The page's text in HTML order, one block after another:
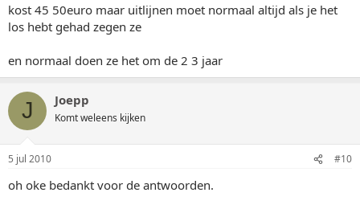
kost 45 50euro maar uitlijnen moet normaal altijd als je het
los hebt gehad zegen ze
en normaal doen ze het om de 2 3 jaar
J Joepp
Komt weleens kijken
5 jul 2010 #10
oh oke bedankt voor de antwoorden.